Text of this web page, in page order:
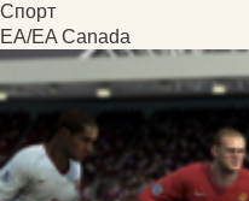
Спорт
EA/EA Canada